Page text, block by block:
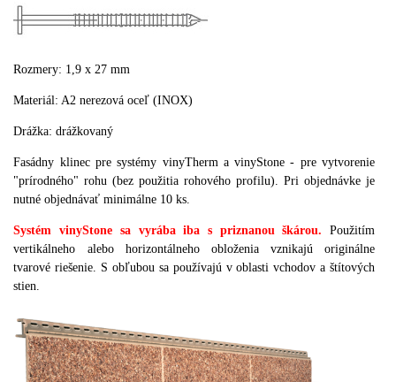
Rozmery: 1 ,9 x 27 mm
Materiál : A2 nerezová oceľ (INOX)
Drážka: drážkovaný
Fasádny klinec pre systémy vinyTherm a vinyStone - pre vytvorenie
"prírodného" rohu (bez použitia rohového profilu). Pri objednávke je
nutné objednávať minimálne 10 ks.
Systém vinyStone sa vyrába iba s priznanou škárou. Použitím
vertikálneho alebo horizontálneho obloženia vznikajú originálne
tvarové riešenie.
Sobľubou sa používajú v oblasti vchodov a štítových
stien.